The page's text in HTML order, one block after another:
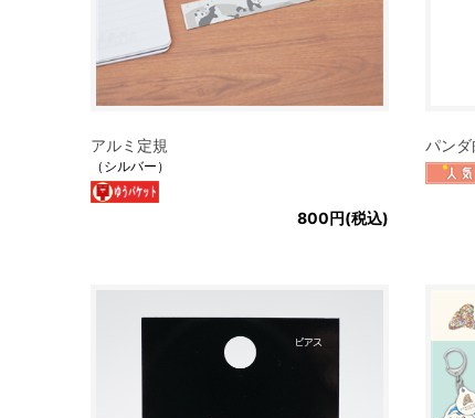
アルミ定規
（シルバー）
800円(税込)
パン